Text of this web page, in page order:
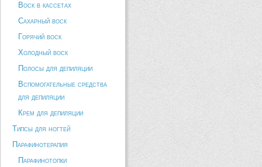
Воск в кассетах
Сахарный воск
Горячий воск
Холодный воск
Полосы для депиляции
Вспомогательные средства
для депиляции
Крем для депиляции
Типсы для ногтей
Парафинотерапия
Парафинотопки